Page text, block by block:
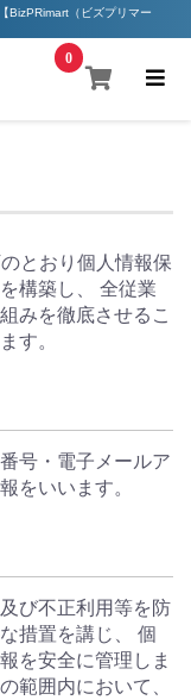
BizPRimart（ビズプリマー
0
とおり個人情報保
構築し、 全従業
みを徹底させるこ
す。
号・電子メールア
をいいます。
び不正利用等を防
措置を講じ、 個
を安全に管理しま
範囲内において、